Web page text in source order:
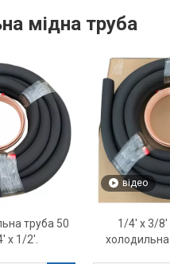
мідна труба
труба 50
x 1/2'.
відео
1/4' x 3/8'
холодильна